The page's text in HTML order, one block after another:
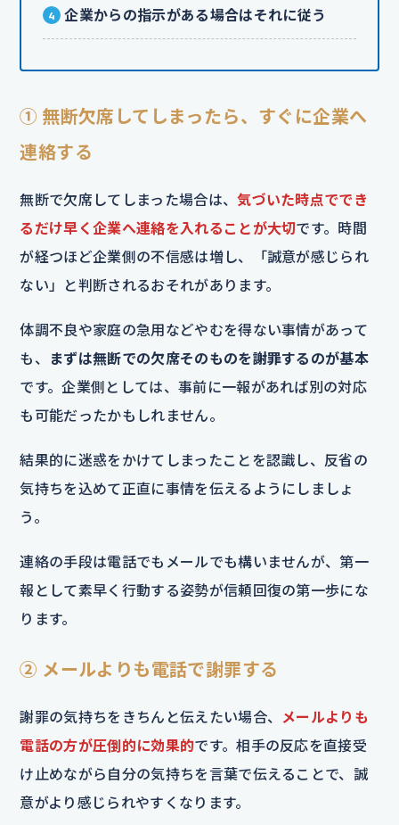
企業からの指示がある場合はそれに従う
① 無断欠席してしまったら、すぐに企業へ
連絡する
無断で欠席してしまった場合は、気づいた時点ででき
るだけ早く企業へ連絡を入れることが大切です。時間
が経つほど企業側の不信感は増し、「誠意が感じられ
ない」と判断されるおそれがあります。
体調不良や家庭の急用などやむを得ない事情があって
も、
まずは無断での欠席そのものを謝罪するのが基本
です。企業側としては、事前に一報があれば別の対応
も可能だったかもしれません。
結果的に迷惑をかけてしまったことを認識し、反省の
気持ちを込めて正直に事情を伝えるようにしましょ
う。
連絡の手段は電話でもメールでも構いませんが、第一
報として素早く行動する姿勢が信頼回復の第一歩にな
ります。
② メールよりも電話で謝罪する
謝罪の気持ちをきちんと伝えたい場合、
メールよりも
電話の方が圧倒的に効果的です。相手の反応を直接受
け止めながら自分の気持ちを言葉で伝えることで、誠
意がより感じられやすくなります。